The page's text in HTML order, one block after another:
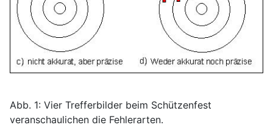
Abb. 1: Vier Trefferbilder beim Schützenfest
veranschaulichen die Fehlerarten.